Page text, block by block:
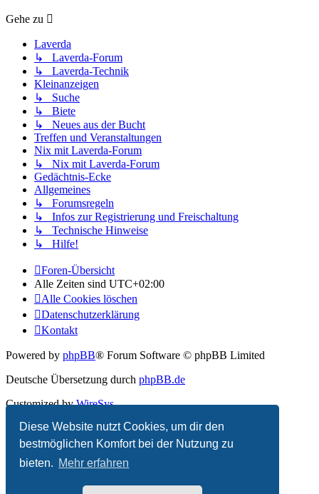
Diese Website nutzt Cookies, um dir den
bestmöglichen Komfort bei der Nutzung zu
bieten. Mehr erfahren
Gehe zu
Laverda
↳ Laverda-Forum
↳ Laverda-Technik
Kleinanzeigen
↳ Suche
↳ Biete
↳ Neues aus der Bucht
Treffen und Veranstaltungen
Nix mit Laverda-Forum
↳ Nix mit Laverda-Forum
Gedächtnis-Ecke
Allgemeines
↳ Forumsregeln
↳ Infos zur Registrierung und Freischaltung
↳ Technische Hinweise
↳ Hilfe!
Foren-Übersicht
Alle Zeiten sind UTC+02:00
Alle Cookies löschen
Datenschutzerklärung
Kontakt
Powered by phpBB® Forum Software © phpBB Limited
Deutsche Übersetzung durch phpBB.de
Customized byWireSys
Datenschutz |Nutzungsbedingungen